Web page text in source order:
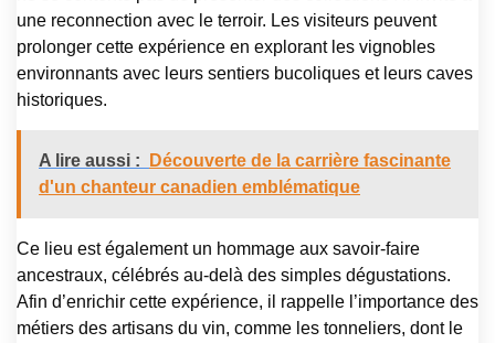
une reconnection avec le terroir. Les visiteurs peuvent
prolonger cette expérience en explorant les vignobles
environnants avec leurs sentiers bucoliques et leurs caves
historiques.
A lire aussi :
Découverte de la carrière fascinante
d'un chanteur canadien emblématique
Ce lieu est également un hommage aux savoir-faire
ancestraux, célébrés au-delà des simples dégustations.
Afin d’enrichir cette expérience, il rappelle l’importance des
métiers des artisans du vin, comme les tonneliers, dont le